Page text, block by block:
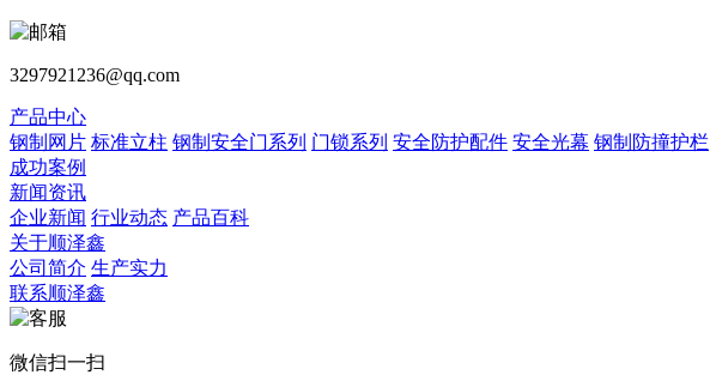
3297921236@qq.com
产品中心
钢制网片 标准立柱 钢制安全门系列 门锁系列 安全防护配件 安全光幕 钢制防撞护栏
成功案例
新闻资讯
企业新闻 行业动态 产品百科
关于顺泽鑫
公司简介 生产实力
联系顺泽鑫
微信扫一扫